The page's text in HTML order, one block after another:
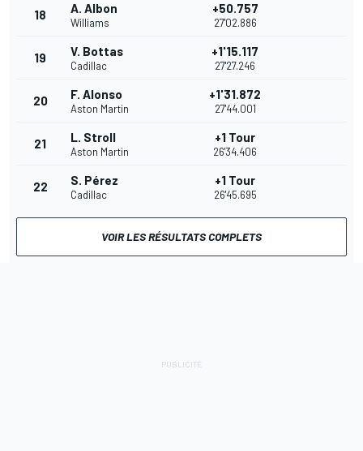
18 A. Albon
Williams
+50.757
27'02.886
19 V. Bottas
Cadillac
+1'15.117
27'27.246
20 F. Alonso
Aston Martin
+1'31.872
27'44.001
21 L. Stroll
Aston Martin
+1 Tour
26'34.406
22 S. Pérez
Cadillac
+1 Tour
26'45.695
VOIR LES RÉSULTATS COMPLETS